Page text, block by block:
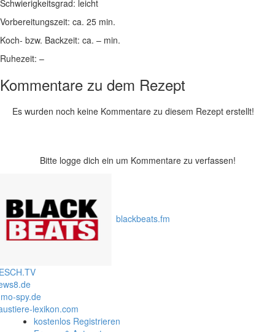
Schwierigkeitsgrad: leicht
Vorbereitungszeit: ca. 25 min.
Koch- bzw. Backzeit: ca. – min.
Ruhezeit: –
Kommentare zu dem Rezept
Es wurden noch keine Kommentare zu diesem Rezept erstellt!
Bitte logge dich ein um Kommentare zu verfassen!
blackbeats.fm
spy.de
lexikon.com
kostenlos Registrieren